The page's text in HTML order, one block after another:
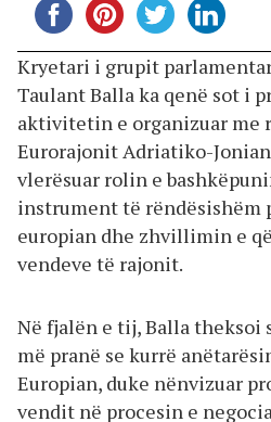
Kryetari i grupit
Taulant Balla ka qenë sot i
aktivitetin e organizuar me
Eurorajonit Adriatiko-
vlerësuar rolin e
instrument të
europian dhe zhvillimin e
vendeve të rajonit.
Në fjalën e tij, Balla theksoi
më pranë se kurrë
Europian, duke nënvizuar
vendit në procesin e